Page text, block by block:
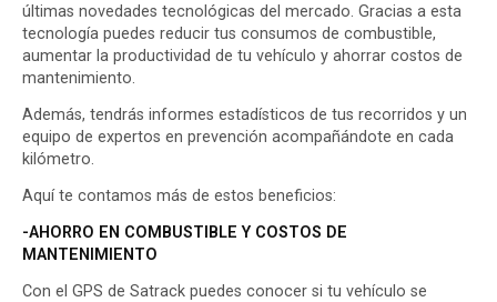
últimas novedades tecnológicas del mercado. Gracias a esta
tecnología puedes reducir tus consumos de combustible,
aumentar la productividad de tu vehículo y ahorrar costos de
mantenimiento.
Además, tendrás informes estadísticos de tus recorridos y un
equipo de expertos en prevención acompañándote en cada
kilómetro.
Aquí te contamos más de estos beneficios:
-AHORRO EN COMBUSTIBLE Y COSTOS DE
MANTENIMIENTO
Con el GPS de Satrack puedes conocer si tu vehículo se